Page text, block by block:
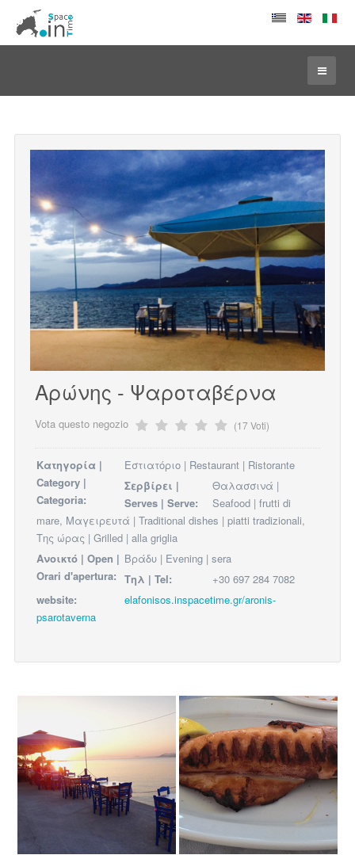
Αρώνης - Ψαροταβέρνα
Vota questo negozio (17 Voti)
Κατηγορία |
Category |
Categoria:
Εστιατόριο | Restaurant | Ristorante
Σερβίρει |
Serves | Serve:
Θαλασσινά |
Seafood | frutti di
mare, Μαγειρευτά | Traditional dishes | piatti tradizionali,
Της ώρας | Grilled | alla griglia
Ανοικτό | Open |
Orari d'apertura:
Βράδυ | Evening | sera
Τηλ | Tel:
+30 697 284 7082
website:
elafonisos.inspacetime.gr/aronis-
psarotaverna